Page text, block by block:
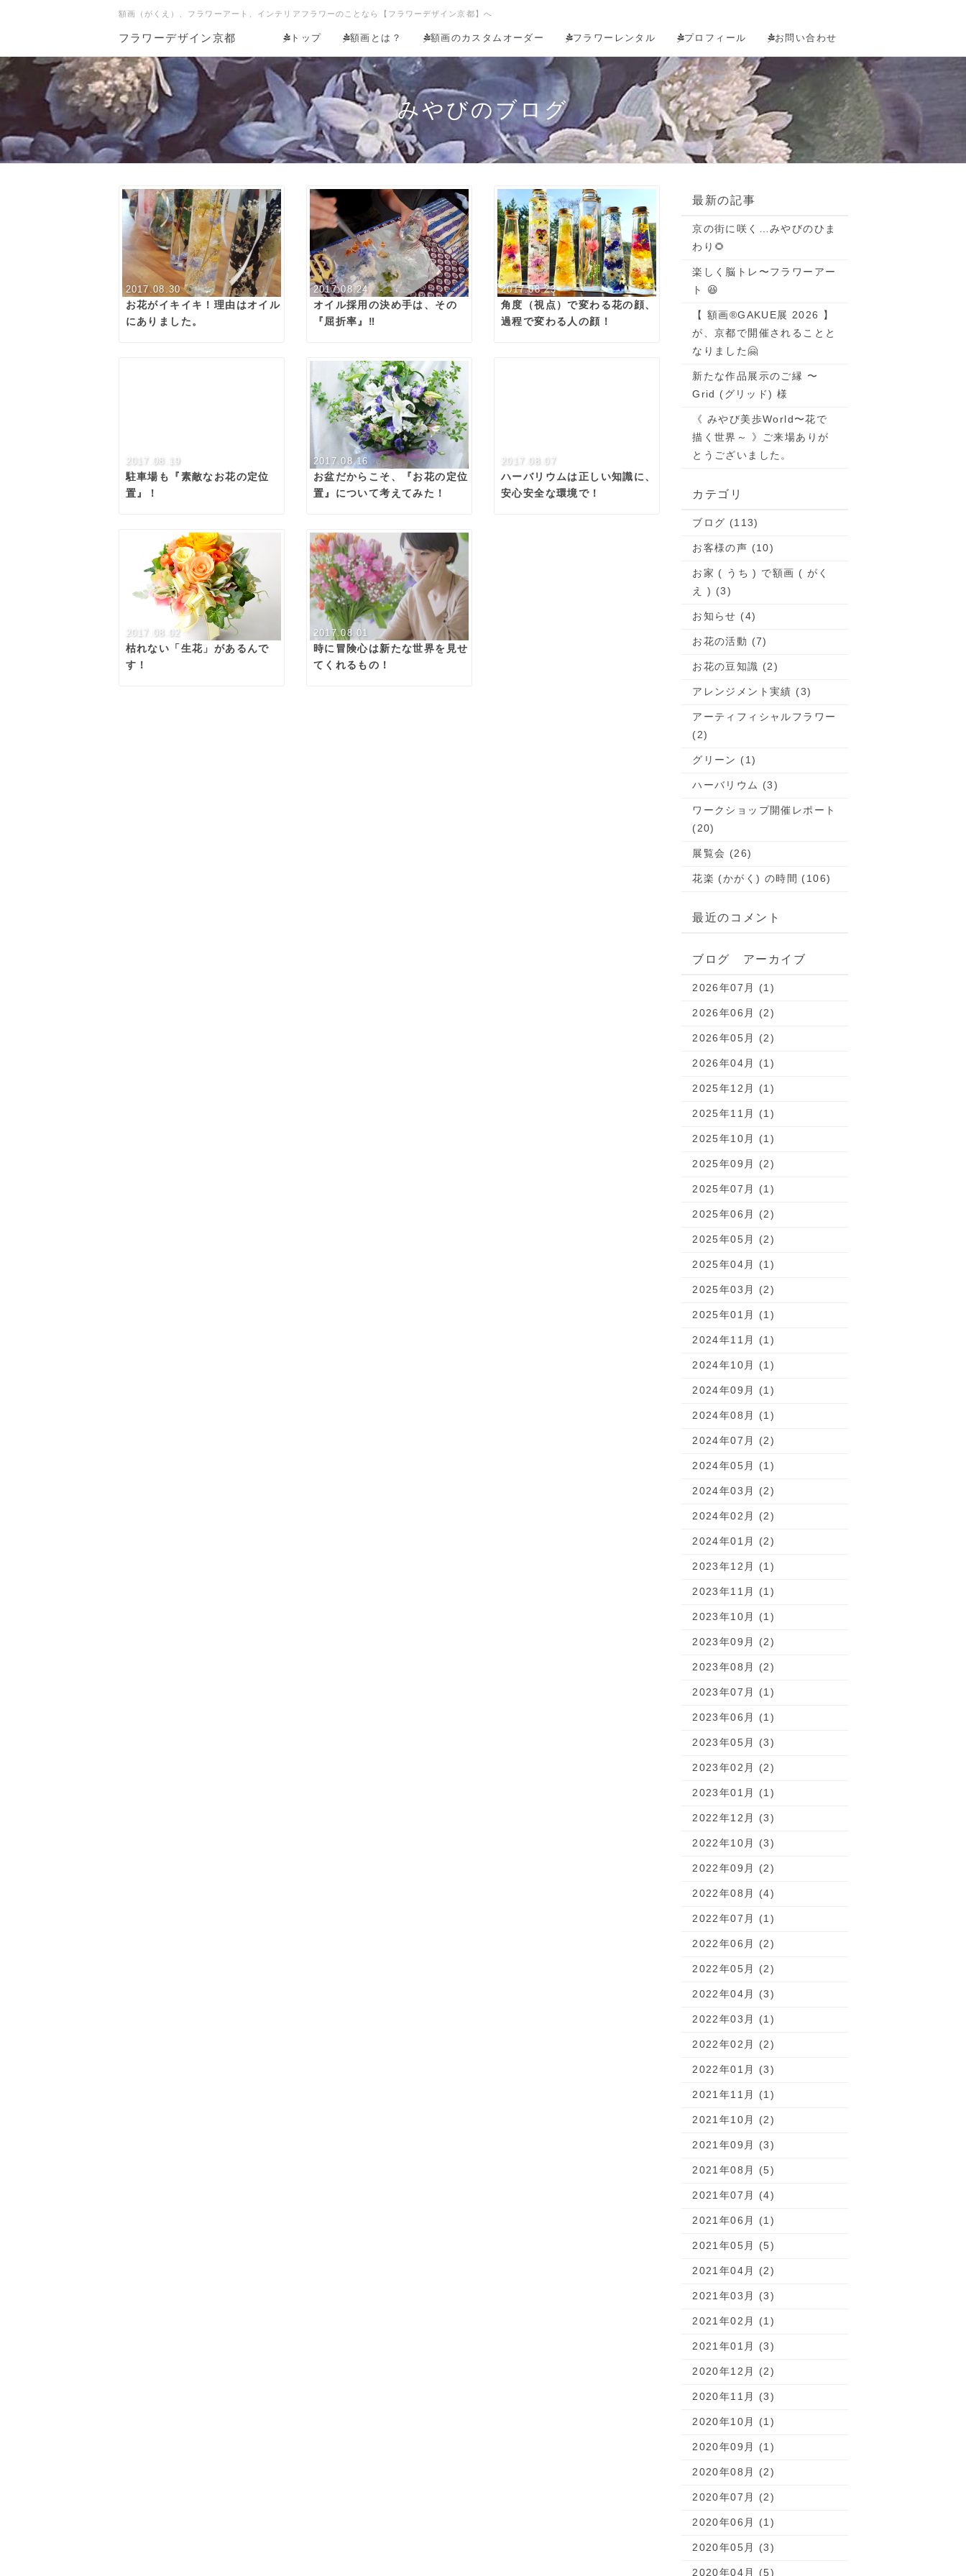
額画（がくえ）、フラワーアート、インテリアフラワーのことなら【フラワーデザイン京都】へ
フラワーデザイン京都 トップ 額画とは？ 額画のカスタムオーダー フラワーレンタル プロフィール お問い合わせ
みやびのブログ
2017.08.30
お花がイキイキ！理由はオイル
にありました。
2017.08.24
オイル採用の決め手は、その
『屈折率』‼
2017.08.23
角度（視点）で変わる花の顔、
過程で変わる人の顔！
2017.08.19
駐車場も『素敵なお花の定位
置』！
2017.08.16
お盆だからこそ、『お花の定位
置』について考えてみた！
2017.08.07
ハーバリウムは正しい知識に、
安心安全な環境で！
2017.08.02
枯れない「生花」があるんで
す！
2017.08.01
時に冒険心は新たな世界を見せ
てくれるもの！
最新の記事
京の街に咲く…みやびのひま
わり🌻
楽しく脳トレ〜フラワーアー
ト 😆
【 額画®GAKUE展 2026 】
が、京都で開催されることと
なりました🤗
新たな作品展示のご縁 〜
Grid (グリッド) 様
《 みやび美歩World〜花で
描く世界～ 》ご来場ありが
とうございました。
カテゴリ
ブログ (113)
お客様の声 (10)
お家 ( うち ) で額画 ( がく
え ) (3)
お知らせ (4)
お花の活動 (7)
お花の豆知識 (2)
アレンジメント実績 (3)
アーティフィシャルフラワー
(2)
グリーン (1)
ハーバリウム (3)
ワークショップ開催レポート
(20)
展覧会 (26)
花楽 (かがく) の時間 (106)
最近のコメント
ブログ アーカイブ
2026年07月 (1)
2026年06月 (2)
2026年05月 (2)
2026年04月 (1)
2025年12月 (1)
2025年11月 (1)
2025年10月 (1)
2025年09月 (2)
2025年07月 (1)
2025年06月 (2)
2025年05月 (2)
2025年04月 (1)
2025年03月 (2)
2025年01月 (1)
2024年11月 (1)
2024年10月 (1)
2024年09月 (1)
2024年08月 (1)
2024年07月 (2)
2024年05月 (1)
2024年03月 (2)
2024年02月 (2)
2024年01月 (2)
2023年12月 (1)
2023年11月 (1)
2023年10月 (1)
2023年09月 (2)
2023年08月 (2)
2023年07月 (1)
2023年06月 (1)
2023年05月 (3)
2023年02月 (2)
2023年01月 (1)
2022年12月 (3)
2022年10月 (3)
2022年09月 (2)
2022年08月 (4)
2022年07月 (1)
2022年06月 (2)
2022年05月 (2)
2022年04月 (3)
2022年03月 (1)
2022年02月 (2)
2022年01月 (3)
2021年11月 (1)
2021年10月 (2)
2021年09月 (3)
2021年08月 (5)
2021年07月 (4)
2021年06月 (1)
2021年05月 (5)
2021年04月 (2)
2021年03月 (3)
2021年02月 (1)
2021年01月 (3)
2020年12月 (2)
2020年11月 (3)
2020年10月 (1)
2020年09月 (1)
2020年08月 (2)
2020年07月 (2)
2020年06月 (1)
2020年05月 (3)
2020年04月 (5)